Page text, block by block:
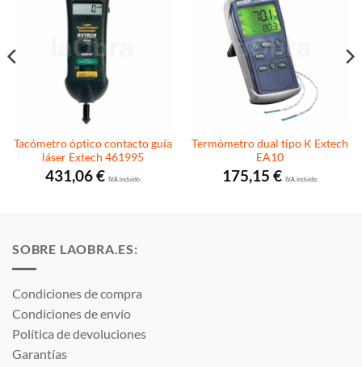
Tacómetro óptico contacto guía
láser Extech 461995
431,06€I.V.A. incluido.
Termómetro dual tipo K Extech
EA10
175,15 €I.V.A. incluido.
SOBRE LAOBRA.ES:
Condiciones de compra
Condiciones de envío
Política de devoluciones
Garantías